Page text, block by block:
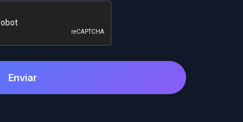
Enviar